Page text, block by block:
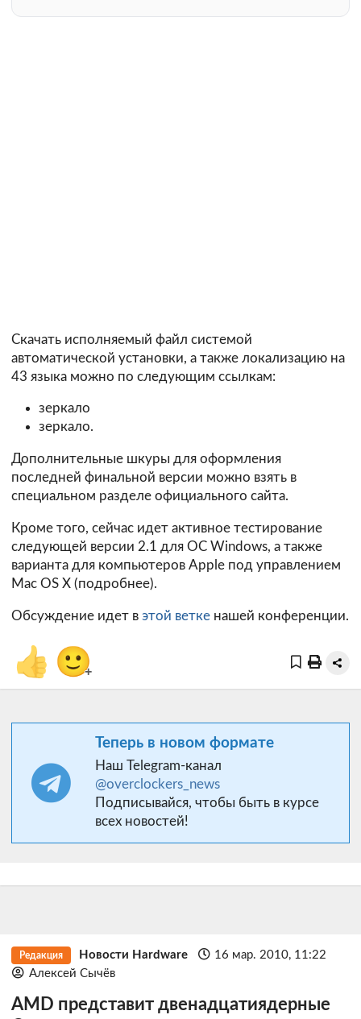
Скачать исполняемый файл системой
автоматической установки, а также локализацию на
43 языка можно по следующим ссылкам:
зеркало
зеркало.
Дополнительные шкуры для оформления
последней финальной версии можно взять в
специальном разделе официального сайта.
Кроме того, сейчас идет активное тестирование
следующей версии 2.1 для ОС Windows, а также
варианта для компьютеров Apple под управлением
Mac OS X (подробнее).
Обсуждение идет в этой ветке нашей конференции.
👍 🙂+
Теперь в новом формате
Наш Telegram-канал
@overclockers_news
Подписывайся, чтобы быть в курсе
всех новостей!
Редакция Новости Hardware
16 мар. 2010, 11:22
Алексей Сычёв
AMD представит двенадцатиядерные